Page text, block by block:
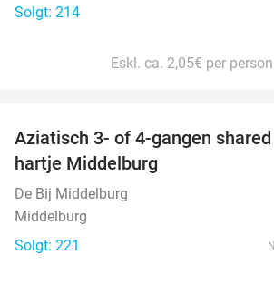
Solgt: 214
Eskl. ca. 2,05€ per
Aziatisch 3- of 4-gangen
hartje Middelburg
De Bij Middelburg
Middelburg
Solgt: 221